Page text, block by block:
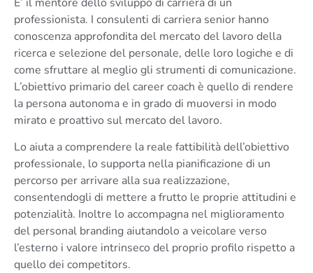
professionista. I consulenti di carriera senior hanno
conoscenza approfondita del mercato del lavoro della
ricerca e selezione del personale, delle loro logiche e di
come sfruttare al meglio gli strumenti di comunicazione.
L’obiettivo primario del career coach è quello di rendere
la persona autonoma e in grado di muoversi in modo
mirato e proattivo sul mercato del lavoro.
Lo aiuta a comprendere la reale fattibilità dell’obiettivo
professionale, lo supporta nella pianificazione di un
percorso per arrivare alla sua realizzazione,
consentendogli di mettere a frutto le proprie attitudini e
potenzialità. Inoltre lo accompagna nel miglioramento
del personal branding aiutandolo a veicolare verso
l’esterno i valore intrinseco del proprio profilo rispetto a
quello dei competitors.